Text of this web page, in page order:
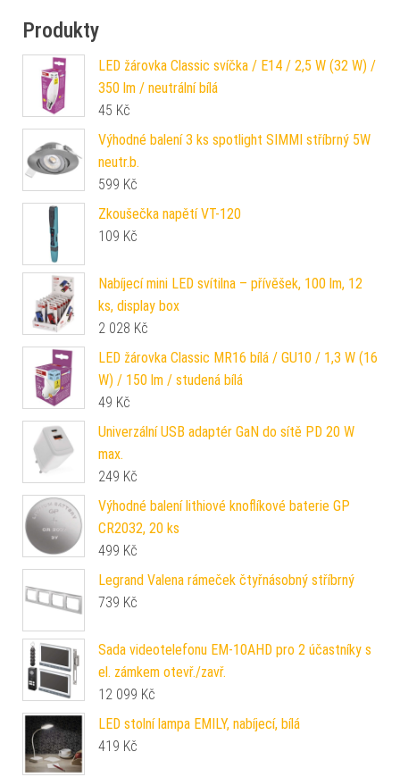
Produkty
LED žárovka Classic svíčka / E14 / 2,5 W (32 W) /
350 lm / neutrální bílá
45 Kč
Výhodné balení 3 ks spotlight SIMMI stříbrný 5W
neutr.b.
599 Kč
Zkoušečka napětí VT-120
109 Kč
Nabíjecí mini LED svítilna – přívěšek, 100 lm, 12
ks, display box
2 028 Kč
LED žárovka Classic MR16 bílá / GU10 / 1,3 W (16
W) / 150 lm / studená bílá
49 Kč
Univerzální USB adaptér GaN do sítě PD 20 W
max.
249 Kč
Výhodné balení lithiové knoflíkové baterie GP
CR2032, 20 ks
499 Kč
Legrand Valena rámeček čtyřnásobný stříbrný
739 Kč
Sada videotelefonu EM-10AHD pro 2 účastníky s
el. zámkem otevř./zavř.
12 099 Kč
LED stolní lampa EMILY, nabíjecí, bílá
419 Kč